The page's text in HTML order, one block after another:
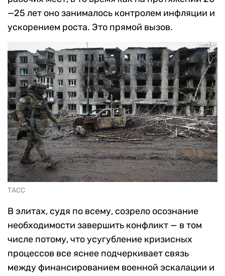
—25 лет оно занималось контролем инфляции и
ускорением роста. Это прямой вызов.
ТАСС
В элитах, судя по всему, созрело осознание
необходимости завершить конфликт — в том
числе потому, что усугубление кризисных
процессов все яснее подчеркивает связь
между финансированием военной эскалации и